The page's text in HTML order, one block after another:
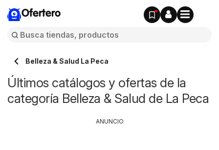
Ofertero
Belleza & Salud La Peca
Últimos catálogos y ofertas de la
categoría Belleza & Salud de La Peca
ANUNCIO